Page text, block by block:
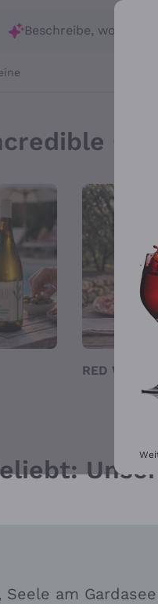
Beschreibe, wonach
RED WINES
am Gardasee